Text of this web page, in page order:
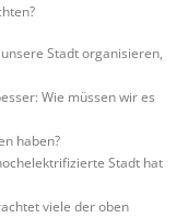
Stadt organisieren,
Wie müssen wir es
haben?
Stadt hat
viele der oben